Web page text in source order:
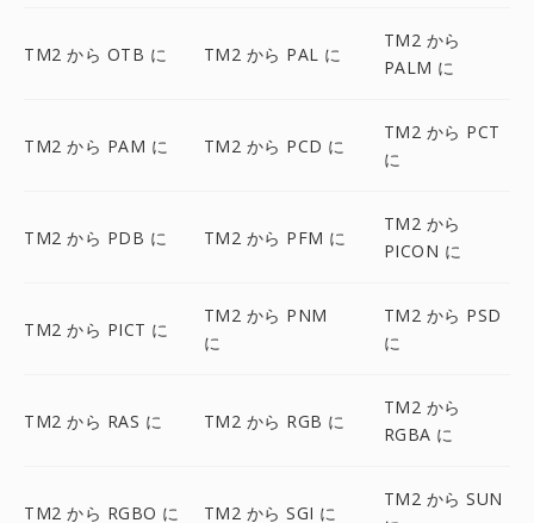
TM2 から OTB に TM2 から PAL に
TM2 から
PALM に
TM2 から PAM に TM2 から PCD に
TM2 から PCT
に
TM2 から PDB に TM2 から PFM に
TM2 から
PICON に
TM2 から PICT に
TM2 から PNM
に
TM2 から PSD
に
TM2 から RAS に TM2 から RGB に
TM2 から
RGBA に
TM2 から RGBO に TM2 から SGI に
TM2 から SUN